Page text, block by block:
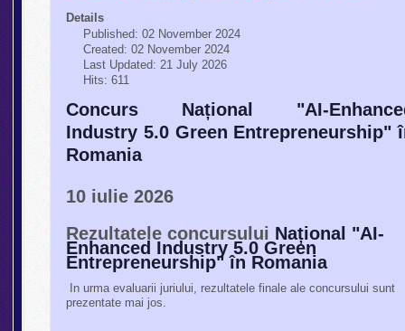
Details
Published: 02 November 2024
Created: 02 November 2024
Last Updated: 21 July 2026
Hits: 611
Concurs Național "AI-
Industry 5.0 Green Entrepreneurship"
Romania
10 iulie 2026
Rezultatele concursului Național "AI-
Enhanced Industry 5.0 Green
Entrepreneurship" în Romania
In urma evaluarii juriului, rezultatele finale ale concursului sunt
prezentate mai jos.